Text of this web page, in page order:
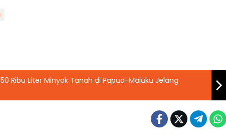
Ribu Liter Minyak Tanah di Papua-Maluku Jelang